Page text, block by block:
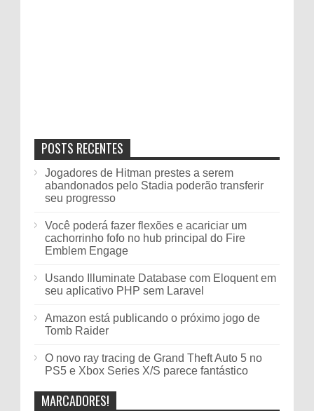
POSTS RECENTES
Jogadores de Hitman prestes a serem
abandonados pelo Stadia poderão transferir
seu progresso
Você poderá fazer flexões e acariciar um
cachorrinho fofo no hub principal do Fire
Emblem Engage
Usando Illuminate Database com Eloquent em
seu aplicativo PHP sem Laravel
Amazon está publicando o próximo jogo de
Tomb Raider
O novo ray tracing de Grand Theft Auto 5 no
PS5 e Xbox Series X/S parece fantástico
MARCADORES!